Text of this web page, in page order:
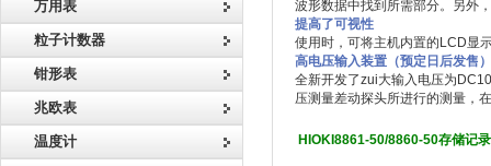
万用表
粒子计数器
钳形表
兆欧表
温度计
波形数据中找到所需部分。另外
提高了可视性
使用时，可将主机内置的LCD显
高电压输入装置（预定日后发售）
全新开发了zui大输入电压为
压测量差动探头所进行的测量，
HIOKI8861-50/8860-50存储记